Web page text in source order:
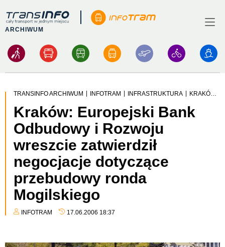
Logo
ARCHIWUM Menu
TRANSINFO ARCHIWUM | INFOTRAM | INFRASTRUKTURA | KRAKÓW: EUROPEJSKI BANK ODBUDOWY I ROZWOJU WRESZCIE ZATWIERDZIŁ NEGOCJACJE DOTYCZĄCE PRZEBUDOWY RONDA MOGILSKIEGO
Kraków: Europejski Bank
Odbudowy i Rozwoju
wreszcie zatwierdził
negocjacje dotyczące
przebudowy ronda
Mogilskiego
INFOTRAM 17.06.2006 18:37